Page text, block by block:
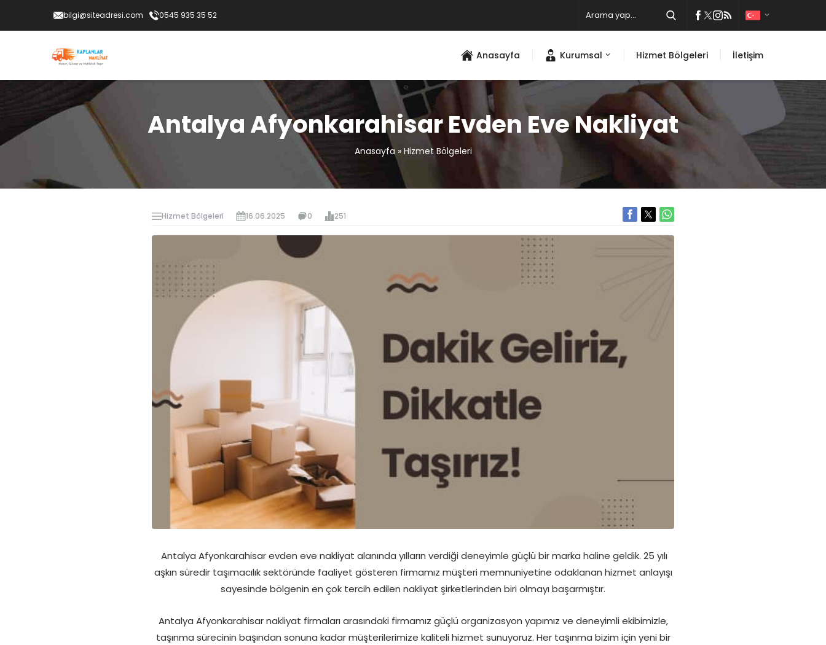
bilgi@siteadresi.com 0545 935 35 52
Anasayfa Kurumsal Hizmet Bölgeleri İletişim
Antalya Afyonkarahisar Evden Eve Nakliyat
Anasayfa» Hizmet Bölgeleri
Hizmet Bölgeleri 16.06.2025 0 251
Antalya Afyonkarahisar evden eve nakliyat alanında yılların verdiği deneyimle güçlü bir marka haline geldik. 25 yılı
aşkın süredir taşımacılık sektöründe faaliyet gösteren firmamız müşteri memnuniyetine odaklanan hizmet anlayışı
sayesinde bölgenin en çok tercih edilen nakliyat şirketlerinden biri olmayı başarmıştır.
Antalya Afyonkarahisar nakliyat firmaları arasındaki firmamız güçlü organizasyon yapımız ve deneyimli ekibimizle,
taşınma sürecinin başından sonuna kadar müşterilerimize kaliteli hizmet sunuyoruz. Her taşınma bizim için yeni bir